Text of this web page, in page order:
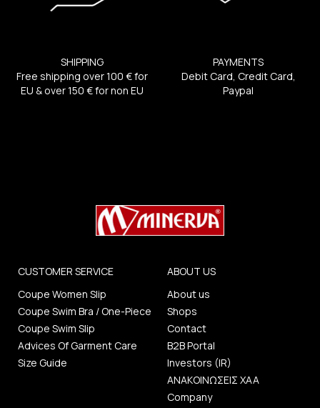
SHIPPING
Free shipping over 100 € for
EU & over 150 € for non EU
PAYMENTS
Debit Card, Credit Card,
Paypal
CUSTOMER SERVICE
Coupe Women Slip
Coupe Swim Bra / One-Piece
Coupe Swim Slip
Advices Of Garment Care
Size Guide
ABOUT US
About us
Shops
Contact
B2B Portal
Investors (IR)
ΑΝΑΚΟΙΝΩΣΕΙΣ ΧΑΑ
Company